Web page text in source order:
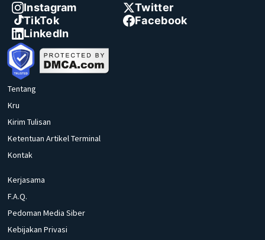
Instagram
Twitter
TikTok
Facebook
LinkedIn
Tentang
Kru
Kirim Tulisan
Ketentuan Artikel Terminal
Kontak
Kerjasama
F.A.Q.
Pedoman Media Siber
Kebijakan Privasi